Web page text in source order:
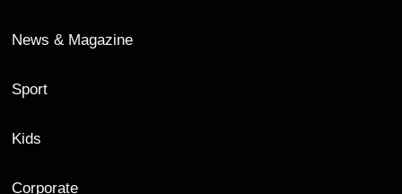
News & Magazine
Sport
Kids
Corporate